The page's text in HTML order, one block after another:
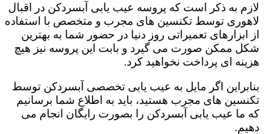
لازم به ذکر است که پروسه عیب یابی آبسردکن در اقبال
لاهوری توسط تکنسین های مجرب و متخصص با استفاده
از ابزارهای تعمیراتی روز دنیا در حضور شما به بهترین
شکل ممکن صورت می گیرد و بابت این پروسه نیز هیچ
هزینه ای پرداخت نخواهید کرد.
بنابراین اگر مایل به عیب یابی تخصصی آبسردکن توسط
تکنسین های مجرب هستید، باید به اطلاع شما برسانیم
که ما عیب یابی آبسردکن را بصورت رایگان انجام می
دهیم.